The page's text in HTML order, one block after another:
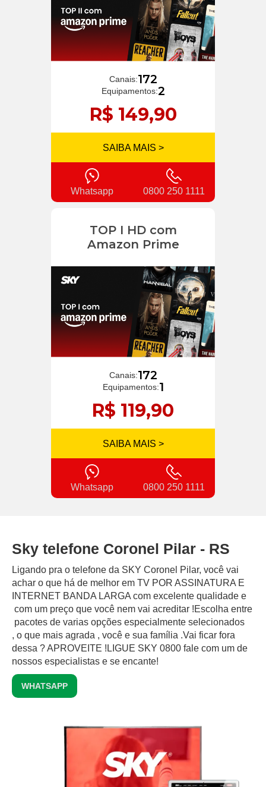
Canais:172
Equipamentos:2
R$ 149,90
SAIBA MAIS >
Whatsapp 0800 250 1111
TOP I HD com
Amazon Prime
Canais:172
Equipamentos:1
R$ 119,90
SAIBA MAIS >
Whatsapp 0800 250 1111
Sky telefone Coronel Pilar - RS
Ligando pra o telefone da SKY Coronel Pilar, você vai
achar o que há de melhor em TV POR ASSINATURA E
INTERNET BANDA LARGA com excelente qualidade e
com um preço que você nem vai acreditar !Escolha entre
pacotes de varias opções especialmente selecionados
, o que mais agrada , você e sua família .Vai ficar fora
dessa ? APROVEITE !LIGUE SKY 0800 fale com um de
nossos especialistas e se encante!
WHATSAPP